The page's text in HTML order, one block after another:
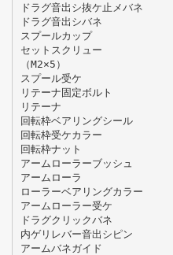
ドラグ音出シ抜ケ止メバネ
ドラグ音出シバネ
スプールカップ
セットスクリュー
（M2×5）
スプール受ケ
リテーナ固定ボルト
リテーナ
回転枠ベアリングシール
回転枠受ケカラー
回転枠ナット
アームローラーブッシュ
アームローラ
ローラーベアリングカラー
アームローラー受ケ
ドラグクリックバネ
内ゲリレバー音出シピン
アームバネガイド